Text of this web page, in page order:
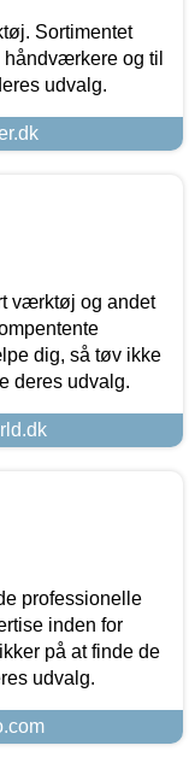
Sortimentet
og til
udvalg.
værktøj og andet
dig, så tøv ikke
deres udvalg.
professionelle
inden for
på at finde de
udvalg.